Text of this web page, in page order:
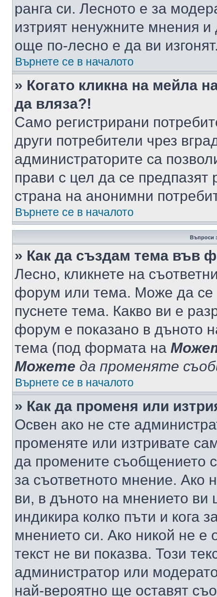
ранга си. Лесното е за
изтрият ненужните мнения
още по-лесно е да ви
Върнете се в началото
» Когато кликна на мейла
да вляза?!
Само регистрирани
други потребители чрез
администраторите са
прави с цел да се предпазят
страна на анонимни
Върнете се в началото
Въпроси
» Как да създам тема във
Лесно, кликнете на
форум или тема. Може да се
пуснете тема. Какво ви е
форум е показано в дъното
тема (под формата на
Можете да променяте
Върнете се в началото
» Как да променя или
Освен ако не сте
променяте или изтривате
да промените съобщението
за съответното мнение. Ако
ви, в дъното на мнението ви
индикира колко пъти и кога
мнението си. Ако никой не е
текст не ви показва. Този
администратор или
най-вероятно ще оставят